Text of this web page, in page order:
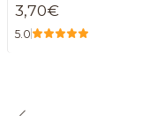
3,70€
5.0